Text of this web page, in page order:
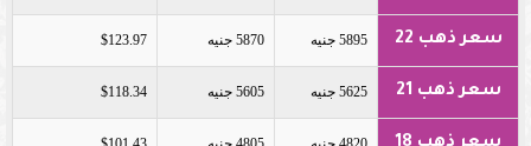
سعر ذهب 22 5895 جنيه 5870 جنيه $123.97
سعر ذهب 21 5625 جنيه 5605 جنيه $118.34